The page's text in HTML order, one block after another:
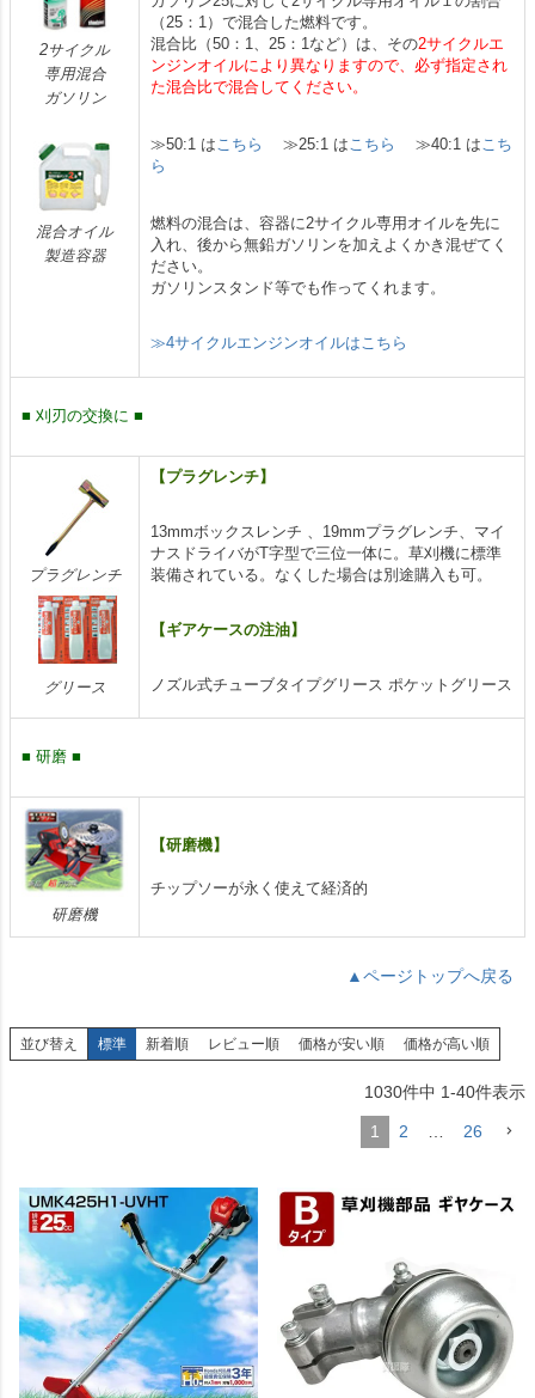
2サイクル
専用混合
ガソリン
混合オイル
製造容器
（25：1）で混合した燃料です。
混合比（50：1、25：1など）は、その2サイクルエ
ンジンオイルにより異なりますので、必ず指定され
た混合比で混合してください。
≫50:1 はこちら ≫25:1 はこちら ≫40:1 はこち
ら
燃料の混合は、容器に2サイクル専用オイルを先に
入れ、後から無鉛ガソリンを加えよくかき混ぜてく
ださい。
ガソリンスタンド等でも作ってくれます。
≫4サイクルエンジンオイルはこちら
■ 刈刃の交換に ■
プラグレンチ
グリース
【プラグレンチ】
13mmボックスレンチ 、19mmプラグレンチ、マイ
ナスドライバがT字型で三位一体に。草刈機に標準
装備されている。なくした場合は別途購入も可。
【ギアケースの注油】
ノズル式チューブタイプグリース ポケットグリース
■ 研磨 ■
研磨機
【研磨機】
チップソーが永く使えて経済的
▲ページトップへ戻る
並び替え 標準 新着順 レビュー順 価格が安い順 価格が高い順
1030件中 1-40件表示
1 2 26